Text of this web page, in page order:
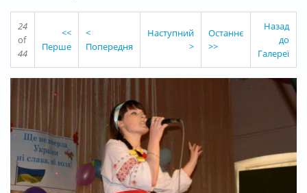
24
of
44
<<
Перше
<
Попередня
Наступний
>
Останнє
>>
Назад
до
Галереї